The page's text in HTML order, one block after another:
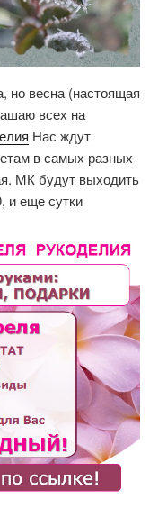
но весна (настоящая
всех на
Нас ждут
в самых разных
МК будут выходить
и еще сутки